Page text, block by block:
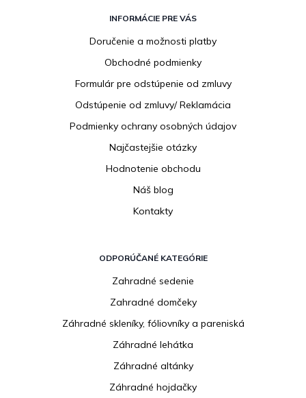
INFORMÁCIE PRE VÁS
Doručenie a možnosti platby
Obchodné podmienky
Formulár pre odstúpenie od zmluvy
Odstúpenie od zmluvy/ Reklamácia
Podmienky ochrany osobných údajov
Najčastejšie otázky
Hodnotenie obchodu
Náš blog
Kontakty
ODPORÚČANÉ KATEGÓRIE
Zahradné sedenie
Zahradné domčeky
Záhradné skleníky, fóliovníky a pareniská
Záhradné lehátka
Záhradné altánky
Záhradné hojdačky